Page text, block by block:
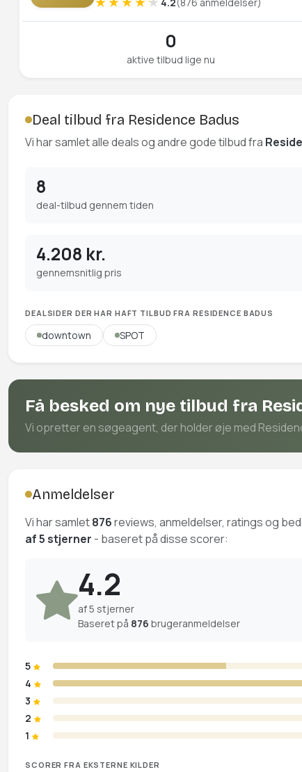
0
aktive tilbud lige nu
Deal tilbud fra Residence Badus
Vi har samlet alle deals og andre gode tilbud fra
8
deal-tilbud gennem tiden
4.208 kr.
gennemsnitlig pris
DEALSIDER DER HAR HAFT TILBUD FRA RESIDENCE BADUS
downtown SPOT
Få besked om nye tilbud fra
Vi opretter en søgeagent, der holder øje med
Anmeldelser
Vi har samlet876reviews, anmeldelser, ratings og
af 5 stjerner - baseret på disse scorer:
4.2
af 5 stjerner
Baseret på 876 brugeranmeldelser
5
4
3
2
1
SCORER FRA EKSTERNE KILDER